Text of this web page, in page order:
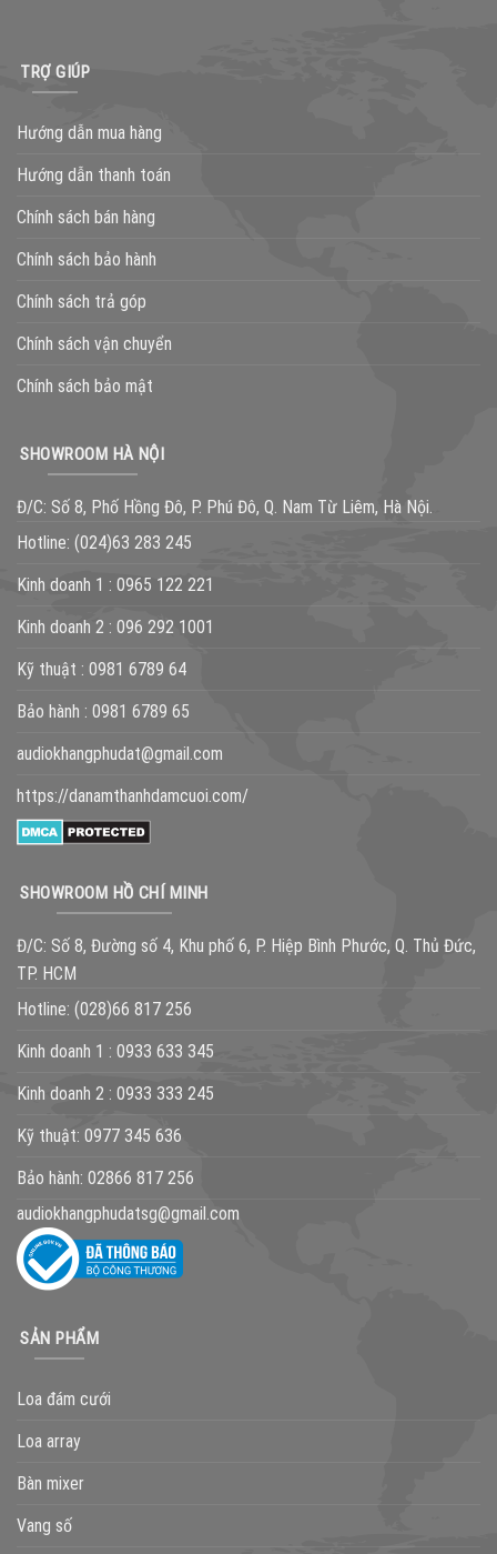
TRỢ GIÚP
Hướng dẫn mua hàng
Hướng dẫn thanh toán
Chính sách bán hàng
Chính sách bảo hành
Chính sách trả góp
Chính sách vận chuyển
Chính sách bảo mật
SHOWROOM HÀ NỘI
Đ/C: Số 8, Phố Hồng Đô, P. Phú Đô, Q. Nam Từ Liêm, Hà Nội.
Hotline: (024)63 283 245
Kinh doanh 1 : 0965 122 221
Kinh doanh 2 : 096 292 1001
Kỹ thuật : 0981 6789 64
Bảo hành : 0981 6789 65
audiokhangphudat@gmail.com
https://danamthanhdamcuoi.com/
SHOWROOM HỒ CHÍ MINH
Đ/C: Số 8, Đường số 4, Khu phố 6, P. Hiệp Bình Phước, Q. Thủ Đức,
TP. HCM
Hotline: (028)66 817 256
Kinh doanh 1 : 0933 633 345
Kinh doanh 2 : 0933 333 245
Kỹ thuật: 0977 345 636
Bảo hành: 02866 817 256
audiokhangphudatsg@gmail.com
SẢN PHẨM
Loa đám cưới
Loa array
Bàn mixer
Vang số